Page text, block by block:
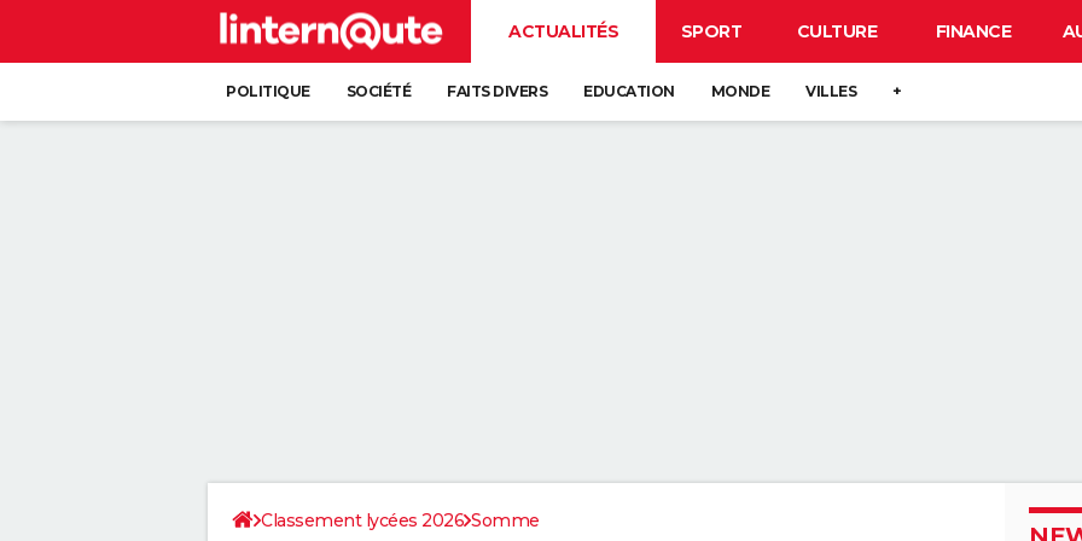
ACTUALITÉS SPORT CULTURE FINANCE
POLITIQUE SOCIÉTÉ FAITS DIVERS EDUCATION MONDE VILLES +
Classement lycées 2026 Somme